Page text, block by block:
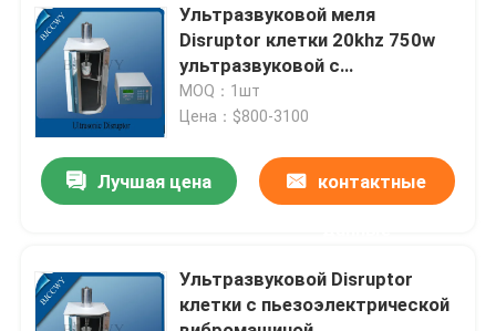
Свяжитесь мы
Спросите цитату
ультразвуковой очистки датчика
Датчик Multi частоты ультразвуковой
Ультразвуковой меля
Disruptor клетки 20khz 750w
ультразвуковой с
пьезоэлектрической
вибромашиной
MOQ：1шт
Цена：$800-3100
Лучшая цена контактные
Ультразвуковой Disruptor
клетки с пьезоэлектрической